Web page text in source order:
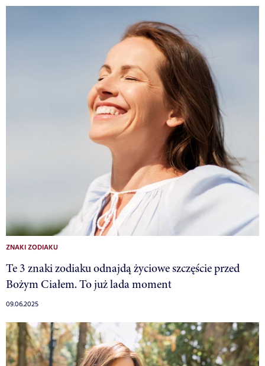
ZNAKI ZODIAKU
Te 3 znaki zodiaku odnajdą życiowe szczęście przed
Bożym Ciałem. To już lada moment
09.06.2025